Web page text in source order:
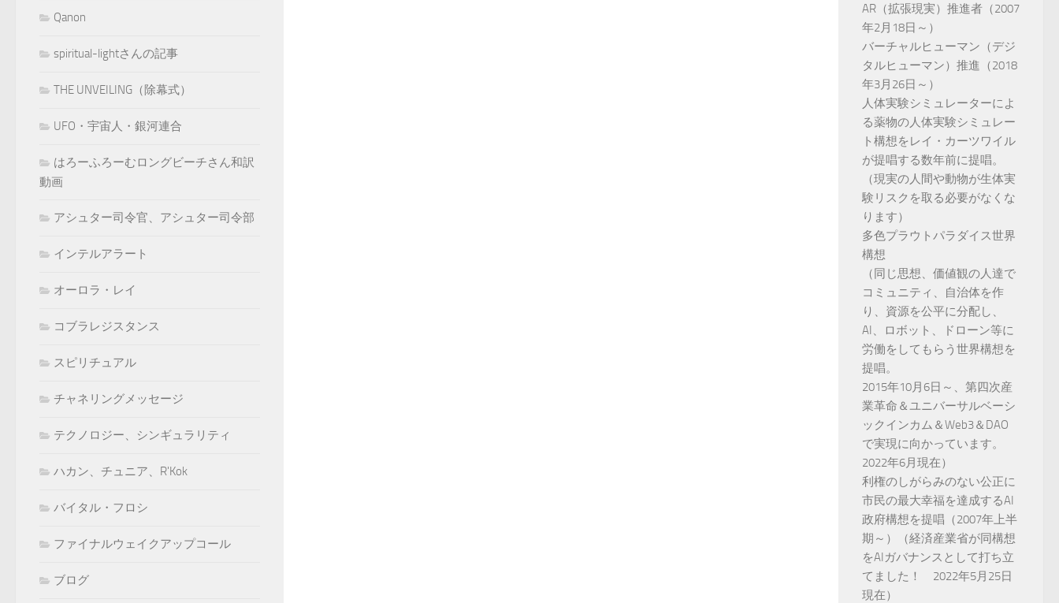
Qanon
spiritual-lightさんの記事
THE UNVEILING（除幕式）
UFO・宇宙人・銀河連合
はろーふろーむロングビーチさん和訳
動画
アシュター司令官、アシュター司令部
インテルアラート
オーロラ・レイ
コブラレジスタンス
スピリチュアル
チャネリングメッセージ
テクノロジー、シンギュラリティ
ハカン、チュニア、R'Kok
バイタル・フロシ
ファイナルウェイクアップコール
ブログ
AR（拡張現実）推進者（2007
年2月18日～）
バーチャルヒューマン（デジ
タルヒューマン）推進（2018
年3月26日～）
人体実験シミュレーターによ
る薬物の人体実験シミュレー
ト構想をレイ・カーツワイル
が提唱する数年前に提唱。
（現実の人間や動物が生体実
験リスクを取る必要がなくな
ります）
多色プラウトパラダイス世界
構想
（同じ思想、価値観の人達で
コミュニティ、自治体を作
り、資源を公平に分配し、
AI、ロボット、ドローン等に
労働をしてもらう世界構想を
提唱。
2015年10月6日～、第四次産
業革命＆ユニバーサルベーシ
ックインカム＆Web3＆DAO
で実現に向かっています。
2022年6月現在）
利権のしがらみのない公正に
市民の最大幸福を達成するAI
政府構想を提唱（2007年上半
期～）（経済産業省が同構想
をAIガバナンスとして打ち立
てました！ 2022年5月25日
現在）